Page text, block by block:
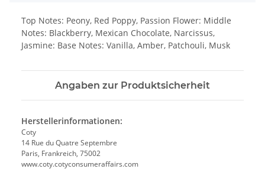
Top Notes: Peony, Red Poppy, Passion Flower: Middle
Notes: Blackberry, Mexican Chocolate, Narcissus,
Jasmine: Base Notes: Vanilla, Amber, Patchouli, Musk
Angaben zur Produktsicherheit
Herstellerinformationen:
Coty
14 Rue du Quatre Septembre
Paris, Frankreich, 75002
www.coty.cotyconsumeraffairs.com